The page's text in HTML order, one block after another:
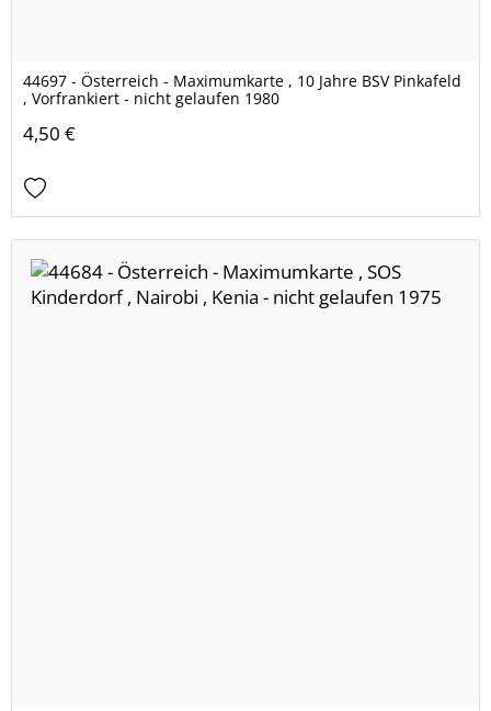
44697 - Österreich - Maximumkarte , 10 Jahre BSV Pinkafeld
, Vorfrankiert - nicht gelaufen 1980
4,50 €